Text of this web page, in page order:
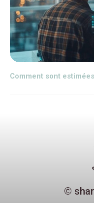
Comment sont
©